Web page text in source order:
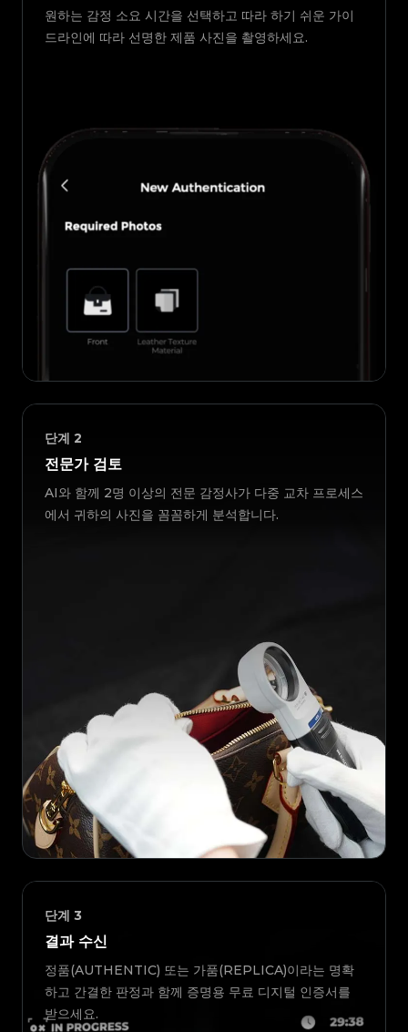
원하는 감정 소요 시간을 선택하고 따라 하기 쉬운 가이
드라인에 따라 선명한 제품 사진을 촬영하세요.
단계 2
전문가 검토
AI와 함께 2명 이상의 전문 감정사가 다중 교차 프로세스
에서 귀하의 사진을 꼼꼼하게 분석합니다.
단계 3
결과 수신
정품(AUTHENTIC) 또는 가품(REPLICA)이라는 명확
하고 간결한 판정과 함께 증명용 무료 디지털 인증서를
받으세요.